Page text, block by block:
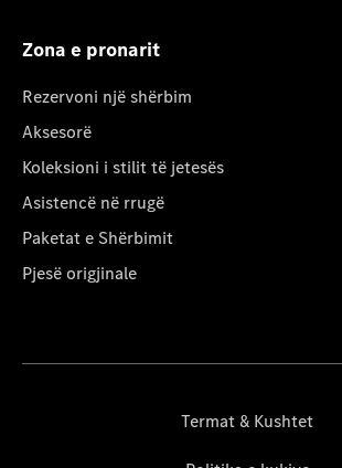
Zona e pronarit
Rezervoni një shërbim
Aksesorë
Koleksioni i stilit të jetesës
Asistencë në rrugë
Paketat e Shërbimit
Pjesë origjinale
Termat & Kushtet